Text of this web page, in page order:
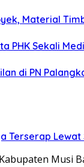
Material
PHK Sekali
di PN
Terserap